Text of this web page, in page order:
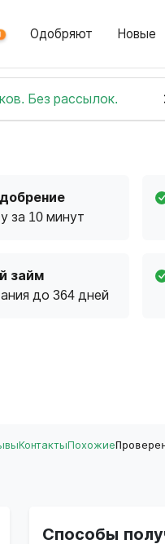
Одобряют Новые
Без рассылок.
за 10 минут
займ
до 364 дней
КонтактыПохожие
Способы